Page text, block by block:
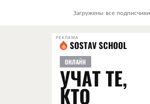
Загружены все подписчики
РЕКЛАМА